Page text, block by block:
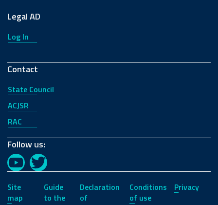
Legal AD
Log In
Contact
State Council
ACJSR
RAC
Follow us:
YouTubeTwitter
Site
map
Guide
to the
Declaration
of
Conditions
of use
Privacy